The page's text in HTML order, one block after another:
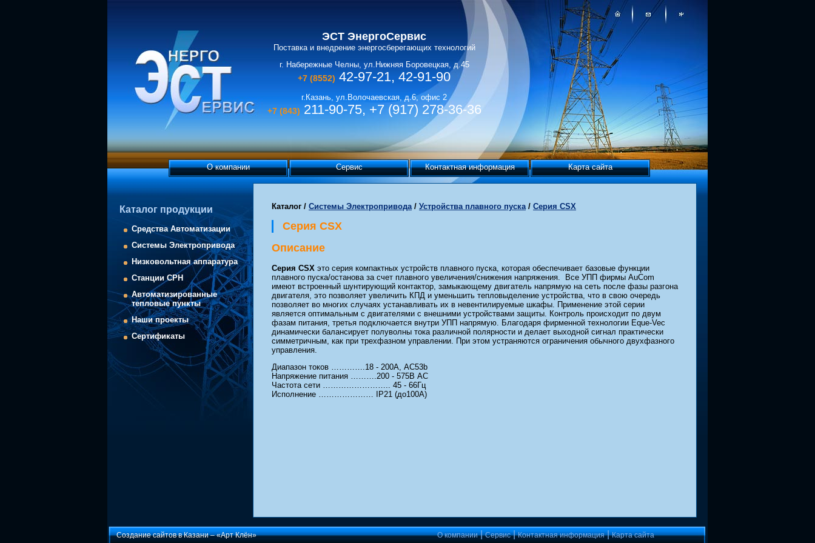
ЭСТ ЭнергоСервис
Поставка и внедрение энергосберегающих технологий
г. Набережные Челны, ул.Нижняя Боровецкая, д.45
+7 (8552) 42-97-21, 42-91-90
г.Казань, ул.Волочаевская, д.6, офис 2
+7 (843) 211-90-75, +7 (917) 278-36-36
О компании Сервис Контактная информация Карта сайта
Каталог продукции
Средства Автоматизации
Системы Электропривода
Низковольтная аппаратура
Cтанции СРН
Автоматизированные
тепловые пункты
Наши проекты
Сертификаты
Каталог / Системы Электропривода/ Устройства плавного пуска/ Серия CSX
Серия CSX
Описание
Серия CSX это серия компактных устройств плавного пуска, которая обеспечивает базовые функции
плавного пуска/останова за счет плавного увеличения/снижения напряжения. Все УПП фирмы AuCom
имеют встроенный шунтирующий контактор, замыкающему двигатель напрямую на сеть после фазы разгона
двигателя, это позволяет увеличить КПД и уменьшить тепловыделение устройства, что в свою очередь
позволяет во многих случаях устанавливать их в невентилируемые шкафы. Применение этой серии
является оптимальным с двигателями с внешними устройствами защиты. Контроль происходит по двум
фазам питания, третья подключается внутри УПП напрямую. Благодаря фирменной технологии Eque-Vec
динамически балансирует полуволны тока различной полярности и делает выходной сигнал практически
симметричным, как при трехфазном управлении. При этом устраняются ограничения обычного двухфазного
управления.
Диапазон токов ………….18 - 200А, AC53b
Напряжение питания ……….200 - 575В AC
Частота сети …………………….. 45 - 66Гц
Исполнение ………………… IP21 (до100А)
Создание сайтов в Казани –«Арт Клён» О компании|Сервис|Контактная информация|Карта сайта